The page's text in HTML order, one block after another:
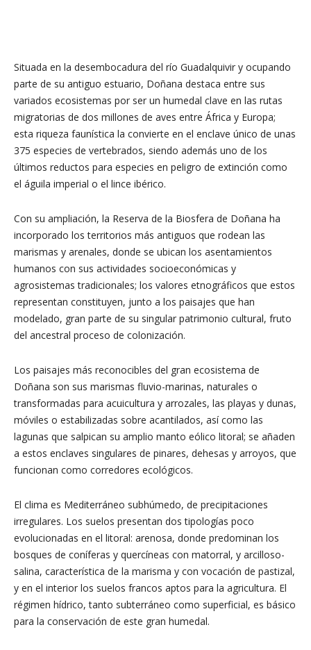
Situada en la desembocadura del río Guadalquivir y ocupando
parte de su antiguo estuario, Doñana destaca entre sus
variados ecosistemas por ser un humedal clave en las rutas
migratorias de dos millones de aves entre África y Europa;
esta riqueza faunística la convierte en el enclave único de unas
375 especies de vertebrados, siendo además uno de los
últimos reductos para especies en peligro de extinción como
el águila imperial o el lince ibérico.
Con su ampliación, la Reserva de la Biosfera de Doñana ha
incorporado los territorios más antiguos que rodean las
marismas y arenales, donde se ubican los asentamientos
humanos con sus actividades socioeconómicas y
agrosistemas tradicionales; los valores etnográficos que estos
representan constituyen, junto a los paisajes que han
modelado, gran parte de su singular patrimonio cultural, fruto
del ancestral proceso de colonización.
Los paisajes más reconocibles del gran ecosistema de
Doñana son sus marismas fluvio-marinas, naturales o
transformadas para acuicultura y arrozales, las playas y dunas,
móviles o estabilizadas sobre acantilados, así como las
lagunas que salpican su amplio manto eólico litoral; se añaden
a estos enclaves singulares de pinares, dehesas y arroyos, que
funcionan como corredores ecológicos.
El clima es Mediterráneo subhúmedo, de precipitaciones
irregulares. Los suelos presentan dos tipologías poco
evolucionadas en el litoral: arenosa, donde predominan los
bosques de coníferas y quercíneas con matorral, y arcilloso-
salina, característica de la marisma y con vocación de pastizal,
y en el interior los suelos francos aptos para la agricultura. El
régimen hídrico, tanto subterráneo como superficial, es básico
para la conservación de este gran humedal.